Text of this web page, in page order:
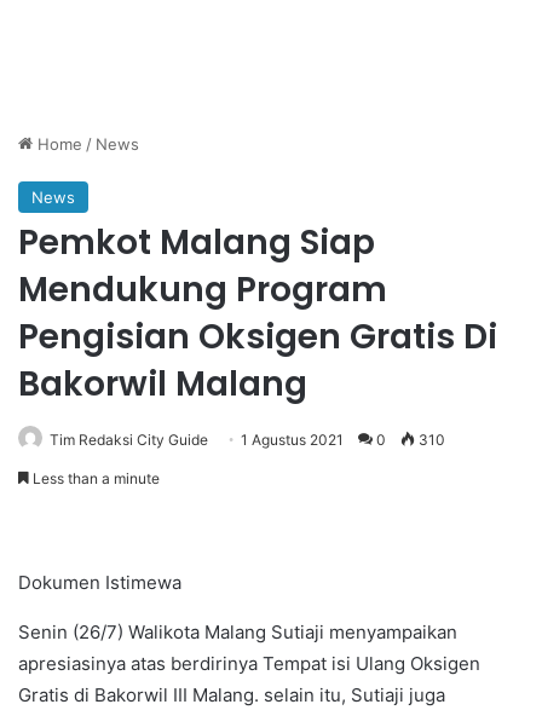
Home / News
News
Pemkot Malang Siap
Mendukung Program
Pengisian Oksigen Gratis Di
Bakorwil Malang
Tim Redaksi City Guide 1 Agustus 2021 0 310
Less than a minute
Dokumen Istimewa
Senin (26/7) Walikota Malang Sutiaji menyampaikan
apresiasinya atas berdirinya Tempat isi Ulang Oksigen
Gratis di Bakorwil III Malang. selain itu, Sutiaji juga